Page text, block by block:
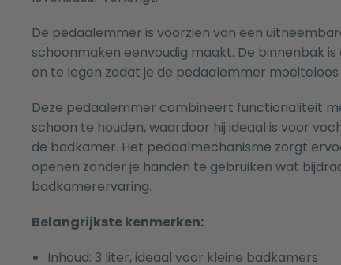
De pedaalemmer is voorzien van een
schoonmaken eenvoudig maakt. De binnenbak
en te legen zodat je de pedaalemmer
Deze pedaalemmer combineert functionaliteit
schoon te houden, waardoor hij ideaal is voor
de badkamer. Het pedaalmechanisme zorgt
openen zonder je handen te gebruiken wat
badkamerervaring.
Belangrijkste kenmerken:
Inhoud: 3 liter, ideaal voor kleine badkamers